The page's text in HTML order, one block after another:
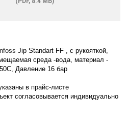
Jip Standart FF , с рукояткой,
среда -вода, материал -
Давление 16 бар
в прайс-листе
согласовывается индивидуально